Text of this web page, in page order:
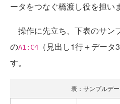
ータをつなぐ橋渡し役を担い
操作に先立ち、下表のサン
のA1:C4
（見出し1行＋デー
す。
表：サンプルデー